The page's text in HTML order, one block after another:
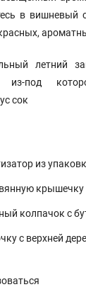
в вишневый
летний
из-под
сок
из
крышечку
колпачок с
с верхней